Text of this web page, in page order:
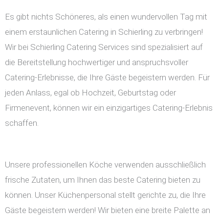
Es gibt nichts Schöneres, als einen wundervollen Tag mit
einem erstaunlichen Catering in Schierling zu verbringen!
Wir bei Schierling Catering Services sind spezialisiert auf
die Bereitstellung hochwertiger und anspruchsvoller
Catering-Erlebnisse, die Ihre Gäste begeistern werden. Für
jeden Anlass, egal ob Hochzeit, Geburtstag oder
Firmenevent, können wir ein einzigartiges Catering-Erlebnis
schaffen.
Unsere professionellen Köche verwenden ausschließlich
frische Zutaten, um Ihnen das beste Catering bieten zu
können. Unser Küchenpersonal stellt gerichte zu, die Ihre
Gäste begeistern werden! Wir bieten eine breite Palette an